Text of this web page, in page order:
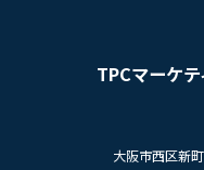
TPCマーケ
大阪市西区新
プライバシーポリシー